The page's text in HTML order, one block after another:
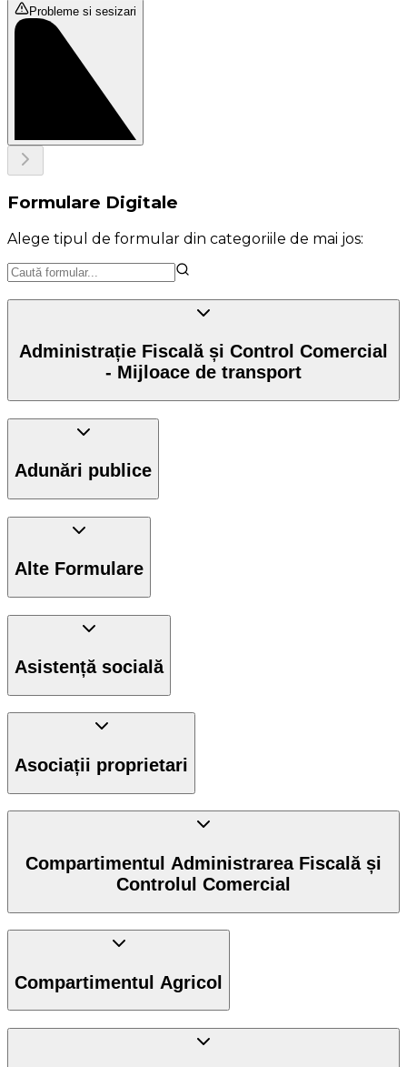
Probleme si sesizari
Formulare Digitale
Alege tipul de formular din categoriile de mai jos:
Administrație Fiscală și Control Comercial
- Mijloace de transport
Adunări publice
Alte Formulare
Asistență socială
Asociații proprietari
Compartimentul Administrarea Fiscală și
Controlul Comercial
Compartimentul Agricol